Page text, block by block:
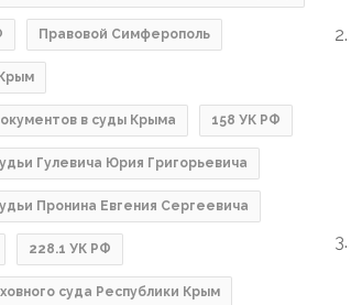
Правовой Симферополь
в суды Крыма 158 УК РФ
Гулевича Юрия Григорьевича
Пронина Евгения Сергеевича
228.1 УК РФ
суда Республики Крым